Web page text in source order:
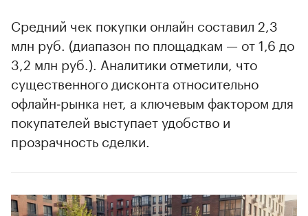
Средний чек покупки онлайн составил 2,3
млн руб. (диапазон по площадкам — от 1,6 до
3,2 млн руб.). Аналитики отметили, что
существенного дисконта относительно
офлайн‑рынка нет, а ключевым фактором для
покупателей выступает удобство и
прозрачность сделки.